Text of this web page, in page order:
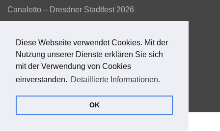
Diese Webseite verwendet Cookies. Mit der
Nutzung unserer Dienste erklären Sie sich
mit der Verwendung von Cookies
einverstanden. Detaillierte Informationen.
OK
Canaletto – Dresdner Stadtfest 2026
Bewerte diese Seite